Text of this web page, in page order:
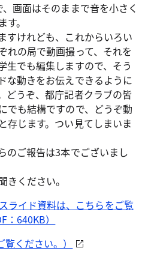
画面はそのままで音を小さく
。
すけれども、これからいろい
れの局で動画撮って、それを
生でも編集しますので、そう
な動きをお伝えできるように
どうぞ、都庁記者クラブの皆
でも結構ですので、どうぞ動
存じます。つい見てしまいま
のご報告は3本でございまし
ください。
ライド資料は、こちらをご覧
：640KB）
覧ください。）